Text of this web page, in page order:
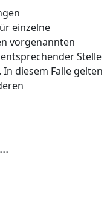
einzelne
vorgenannten
Stelle
diesem Falle gelten